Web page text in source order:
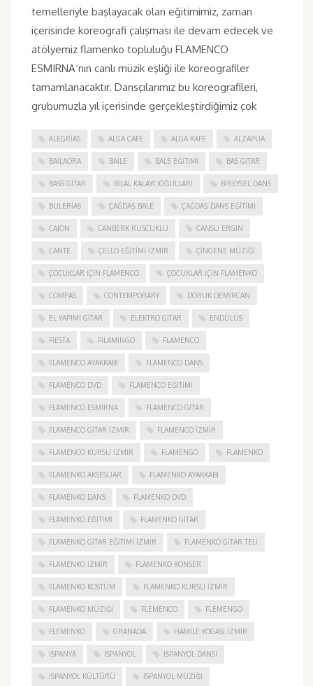
temelleriyle başlayacak olan eğitimimiz, zaman
içerisinde koreografi çalışması ile devam edecek ve
atölyemiz flamenko topluluğu FLAMENCO
ESMIRNA‘nın canlı müzik eşliği ile koreografiler
tamamlanacaktır. Dansçılarımız bu koreografileri,
grubumuzla yıl içerisinde gerçekleştirdiğimiz çok
ALEGRIAS ALGA CAFE ALGA KAFE ALZAPUA
BAILAORA BAILE BALE EĞITIMI BAS GITAR
BASS GITAR BILAL KALAYCIOĞULLARI BIREYSEL DANS
BULERIAS ÇAĞDAŞ BALE ÇAĞDAŞ DANS EĞITIMI
CAJON CANBERK RUSCUKLU CANSU ERGIN
CANTE ÇELLO EĞITIMI İZMIR ÇINGENE MÜZIĞI
ÇOCUKLAR IÇIN FLAMENCO ÇOCUKLAR IÇIN FLAMENKO
COMPAS CONTEMPORARY DORUK DEMIRCAN
EL YAPIMI GITAR ELEKTRO GITAR ENDÜLÜS
FIESTA FILAMINGO FLAMENCO
FLAMENCO AYAKKABI FLAMENCO DANS
FLAMENCO DVD FLAMENCO EĞITIMI
FLAMENCO ESMIRNA FLAMENCO GITAR
FLAMENCO GITAR İZMIR FLAMENCO IZMIR
FLAMENCO KURSU İZMIR FLAMENGO FLAMENKO
FLAMENKO AKSESUAR FLAMENKO AYAKKABI
FLAMENKO DANS FLAMENKO DVD
FLAMENKO EĞITIMI FLAMENKO GITAR
FLAMENKO GITAR EĞITIMI İZMIR FLAMENKO GITAR TELI
FLAMENKO IZMIR FLAMENKO KONSER
FLAMENKO KOSTÜM FLAMENKO KURSU İZMIR
FLAMENKO MÜZIĞI FLEMENCO FLEMENGO
FLEMENKO GRANADA HAMILE YOGASI İZMIR
ISPANYA İSPANYOL İSPANYOL DANSI
İSPANYOL KÜLTÜRÜ İSPANYOL MÜZIĞI